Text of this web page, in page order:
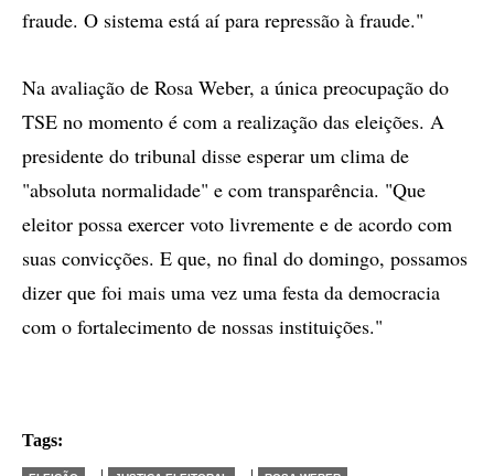
fraude. O sistema está aí para repressão à fraude."
Na avaliação de Rosa Weber, a única preocupação do
TSE no momento é com a realização das eleições. A
presidente do tribunal disse esperar um clima de
"absoluta normalidade" e com transparência. "Que
eleitor possa exercer voto livremente e de acordo com
suas convicções. E que, no final do domingo, possamos
dizer que foi mais uma vez uma festa da democracia
com o fortalecimento de nossas instituições."
Tags: